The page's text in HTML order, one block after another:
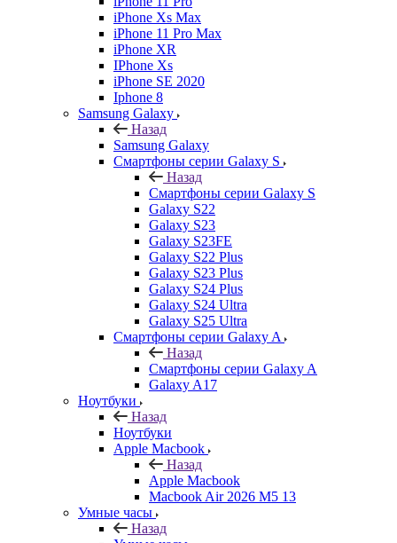
iPhone Xs Max
iPhone 11 Pro Max
iPhone XR
IPhone Xs
iPhone SE 2020
Iphone 8
Samsung Galaxy
Назад
Samsung Galaxy
Смартфоны серии Galaxy S
Назад
Смартфоны серии Galaxy S
Galaxy S22
Galaxy S23
Galaxy S23FE
Galaxy S22 Plus
Galaxy S23 Plus
Galaxy S24 Plus
Galaxy S24 Ultra
Galaxy S25 Ultra
Смартфоны серии Galaxy A
Назад
Смартфоны серии Galaxy A
Galaxy A17
Ноутбуки
Назад
Ноутбуки
Apple Macbook
Назад
Apple Macbook
Macbook Air 2026 M5 13
Умные часы
Назад